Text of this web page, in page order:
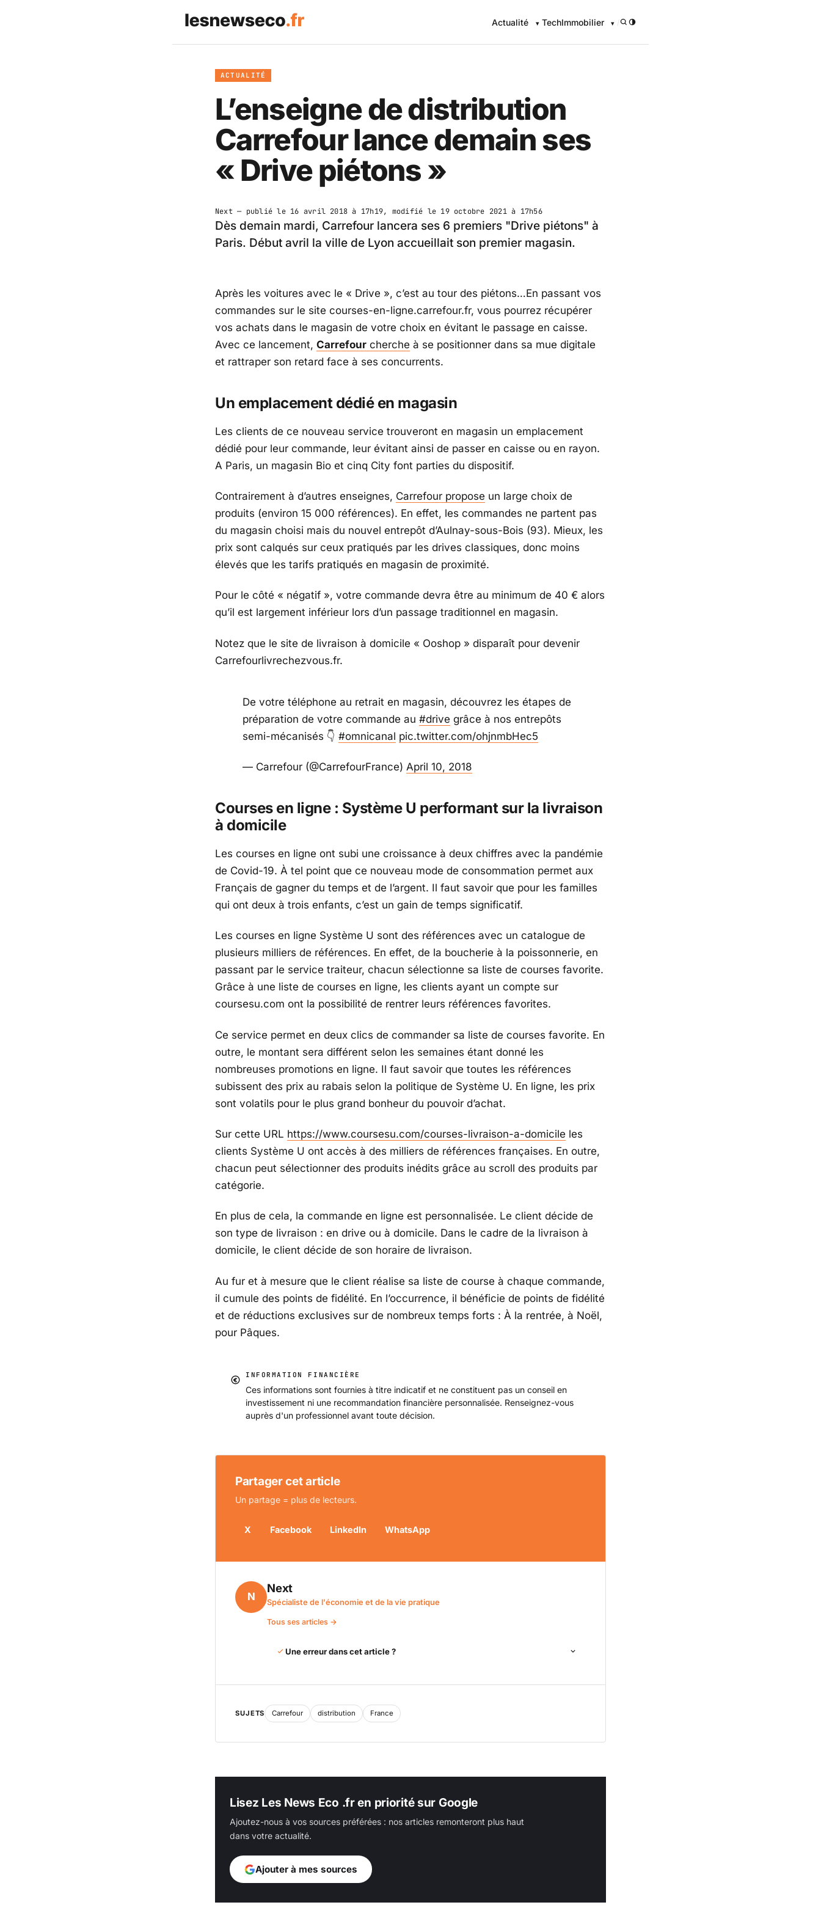
Actualité TechImmobilier /
ACTUALITÉ
L’enseigne de distribution
Carrefour lance demain ses
« Drive piétons »
Next— publié le 16 avril 2018 à 17h19, modifié le 19 octobre 2021 à 17h56
Dès demain mardi, Carrefour lancera ses 6 premiers "Drive piétons" à
Paris. Début avril la ville de Lyon accueillait son premier magasin.
Après les voitures avec le « Drive », c’est au tour des piétons…En passant vos
commandes sur le site courses-en-ligne.carrefour.fr, vous pourrez récupérer
vos achats dans le magasin de votre choix en évitant le passage en caisse.
Avec ce lancement, Carrefour cherche à se positionner dans sa mue digitale
et rattraper son retard face à ses concurrents.
Un emplacement dédié en magasin
Les clients de ce nouveau service trouveront en magasin un emplacement
dédié pour leur commande, leur évitant ainsi de passer en caisse ou en rayon.
A Paris, un magasin Bio et cinq City font parties du dispositif.
Contrairement à d’autres enseignes, Carrefour propose un large choix de
produits (environ 15 000 références). En effet, les commandes ne partent pas
du magasin choisi mais du nouvel entrepôt d’Aulnay-sous-Bois (93). Mieux, les
prix sont calqués sur ceux pratiqués par les drives classiques, donc moins
élevés que les tarifs pratiqués en magasin de proximité.
Pour le côté « négatif », votre commande devra être au minimum de 40 € alors
qu’il est largement inférieur lors d’un passage traditionnel en magasin.
Notez que le site de livraison à domicile « Ooshop » disparaît pour devenir
Carrefourlivrechezvous.fr.
De votre téléphone au retrait en magasin, découvrez les étapes de
préparation de votre commande au #drive grâce à nos entrepôts
semi-mécanisés 👇 #omnicanal pic.twitter.com/ohjnmbHec5
— Carrefour (@CarrefourFrance) April 10, 2018
Courses en ligne : Système U performant sur la livraison
à domicile
Les courses en ligne ont subi une croissance à deux chiffres avec la pandémie
de Covid-19. À tel point que ce nouveau mode de consommation permet aux
Français de gagner du temps et de l’argent. Il faut savoir que pour les familles
qui ont deux à trois enfants, c’est un gain de temps significatif.
Les courses en ligne Système U sont des références avec un catalogue de
plusieurs milliers de références. En effet, de la boucherie à la poissonnerie, en
passant par le service traiteur, chacun sélectionne sa liste de courses favorite.
Grâce à une liste de courses en ligne, les clients ayant un compte sur
coursesu.com ont la possibilité de rentrer leurs références favorites.
Ce service permet en deux clics de commander sa liste de courses favorite. En
outre, le montant sera différent selon les semaines étant donné les
nombreuses promotions en ligne. Il faut savoir que toutes les références
subissent des prix au rabais selon la politique de Système U. En ligne, les prix
sont volatils pour le plus grand bonheur du pouvoir d’achat.
Sur cette URL https://www.coursesu.com/courses-livraison-a-domicile les
clients Système U ont accès à des milliers de références françaises. En outre,
chacun peut sélectionner des produits inédits grâce au scroll des produits par
catégorie.
En plus de cela, la commande en ligne est personnalisée. Le client décide de
son type de livraison : en drive ou à domicile. Dans le cadre de la livraison à
domicile, le client décide de son horaire de livraison.
Au fur et à mesure que le client réalise sa liste de course à chaque commande,
il cumule des points de fidélité. En l’occurrence, il bénéficie de points de fidélité
et de réductions exclusives sur de nombreux temps forts : À la rentrée, à Noël,
pour Pâques.
INFORMATION FINANCIÈRE
Ces informations sont fournies à titre indicatif et ne constituent pas un conseil en
investissement ni une recommandation financière personnalisée. Renseignez-vous
auprès d'un professionnel avant toute décision.
Partager cet article
Un partage = plus de lecteurs.
X Facebook LinkedIn WhatsApp
N
Next
Spécialiste de l'économie et de la vie pratique
Tous ses articles →
Une erreur dans cet article ?
SUJETS Carrefour distribution France
Lisez Les News Eco .fr en priorité sur Google
Ajoutez-nous à vos sources préférées : nos articles remonteront plus haut
dans votre actualité.
Ajouter à mes sources